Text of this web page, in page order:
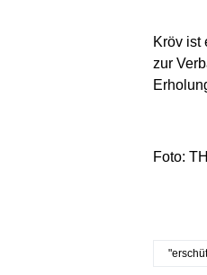
Kröv ist
zur
Foto: